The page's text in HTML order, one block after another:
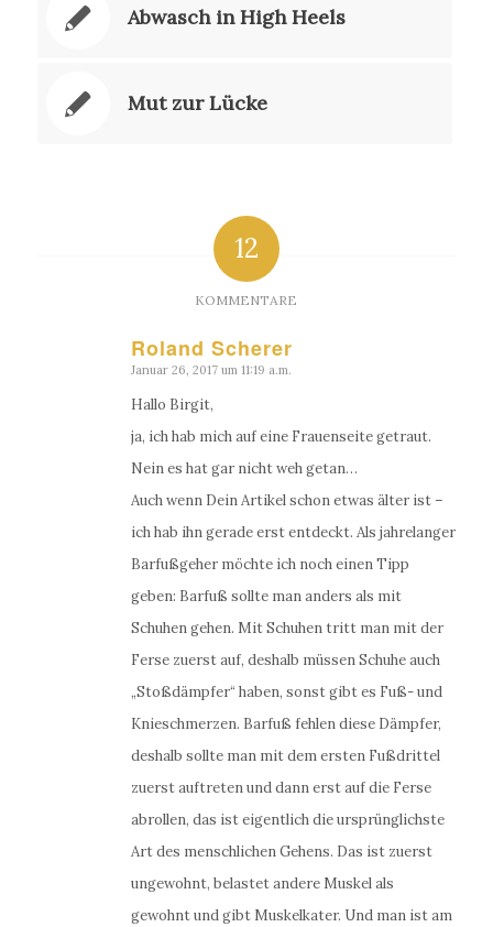
Abwasch in High Heels
Mut zur Lücke
12
KOMMENTARE
Roland Scherer
sagte:
Januar 26, 2017 um 11:19 a.m.
Hallo Birgit,
ja, ich hab mich auf eine Frauenseite getraut.
Nein es hat gar nicht weh getan…
Auch wenn Dein Artikel schon etwas älter ist –
ich hab ihn gerade erst entdeckt. Als jahrelanger
Barfußgeher möchte ich noch einen Tipp
geben: Barfuß sollte man anders als mit
Schuhen gehen. Mit Schuhen tritt man mit der
Ferse zuerst auf, deshalb müssen Schuhe auch
„Stoßdämpfer“ haben, sonst gibt es Fuß- und
Knieschmerzen. Barfuß fehlen diese Dämpfer,
deshalb sollte man mit dem ersten Fußdrittel
zuerst auftreten und dann erst auf die Ferse
abrollen, das ist eigentlich die ursprünglichste
Art des menschlichen Gehens. Das ist zuerst
ungewohnt, belastet andere Muskel als
gewohnt und gibt Muskelkater. Und man ist am